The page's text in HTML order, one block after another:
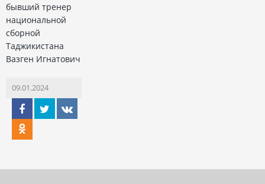
бывший тренер
национальной
сборной
Таджикистана
Вазген Игнатович
09.01.2024